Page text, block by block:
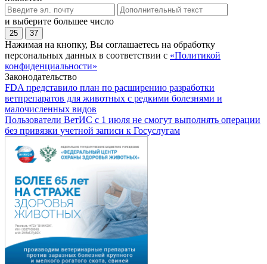
и выберите большее число
25 37
Нажимая на кнопку, Вы соглашаетесь на обработку
персональных данных в соответствии с «Политикой
конфиденциальности»
Законодательство
FDA представило план по расширению разработки
ветпрепаратов для животных с редкими болезнями и
малочисленных видов
Пользователи ВетИС с 1 июля не смогут выполнять операции
без привязки учетной записи к Госуслугам